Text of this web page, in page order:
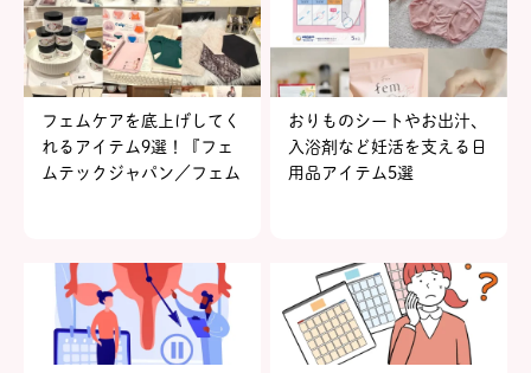
フェムケアを底上げしてく
れるアイテム9選！『フェ
ムテックジャパン／フェム
おりものシートやお出汁、
入浴剤など妊活を支える日
用品アイテム5選